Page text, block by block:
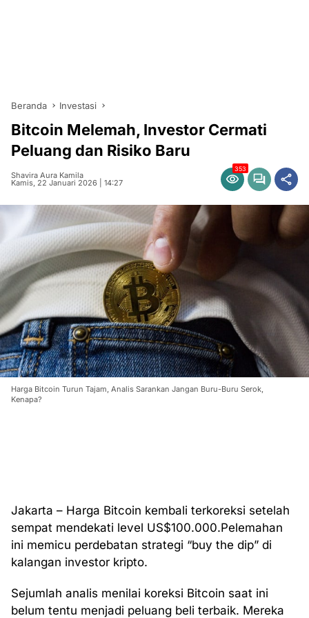
Beranda Investasi
Bitcoin Melemah, Investor Cermati
Peluang dan Risiko Baru
Shavira Aura Kamila
Kamis, 22 Januari 2026 | 14:27
353
Harga Bitcoin Turun Tajam, Analis Sarankan Jangan Buru-Buru Serok,
Kenapa?
Jakarta – Harga Bitcoin kembali terkoreksi setelah
sempat mendekati level US$100.000.Pelemahan
ini memicu perdebatan strategi “buy the dip” di
kalangan investor kripto.
Sejumlah analis menilai koreksi Bitcoin saat ini
belum tentu menjadi peluang beli terbaik. Mereka